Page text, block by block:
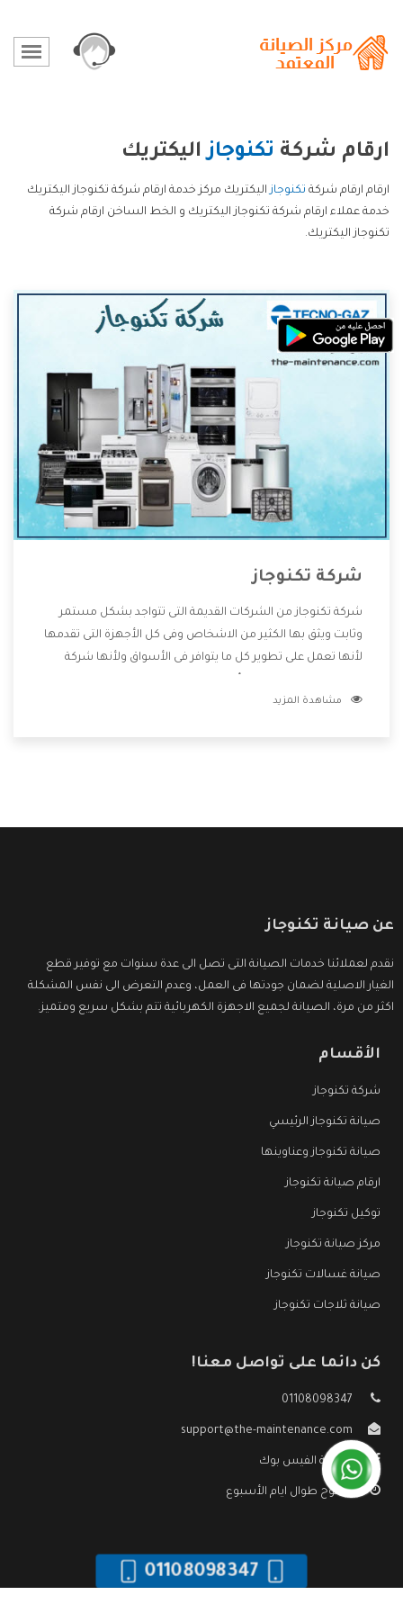
ارقام شركة تكنوجازاليكتريك
ارقام ارقام شركة تكنوجازاليكتريك مركز خدمة ارقام شركة تكنوجاز اليكتريك
خدمة عملاء ارقام شركة تكنوجاز اليكتريك و الخط الساخن ارقام شركة
تكنوجاز اليكتريك.
شركة تكنوجاز
شركة تكنوجاز من الشركات القديمة التى تتواجد بشكل مستمر
وثابت ويثق بها الكثير من الاشخاص وفى كل الأجهزة التى تقدمها
لأنها تعمل على تطوير كل ما يتوافر فى الأسواق ولأنها شركة
وتقدم للعملاء أقوى العروض والخصومات التى تسهل على
مشاهدة المزيد
عن صيانة تكنوجاز
نقدم لعملائنا خدمات الصيانة التى تصل الى عدة سنوات مع توفير قطع
الغيار الاصلية لضمان جودتها فى العمل، وعدم التعرض الى نفس المشكلة
اكثر من مرة، الصيانة لجميع الاجهزة الكهربائية تتم بشكل سريع ومتميز.
الأقسام
شركة تكنوجاز
صيانة تكنوجاز الرئيسي
صيانة تكنوجاز وعناوينها
ارقام صيانة تكنوجاز
توكيل تكنوجاز
مركز صيانة تكنوجاز
صيانة غسالات تكنوجاز
صيانة ثلاجات تكنوجاز
كن دائما على تواصل معنا!
01108098347
support@the-maintenance.com
صفحة الفيس بوك
مفتوح طوال ايام الأسبوع
01108098347